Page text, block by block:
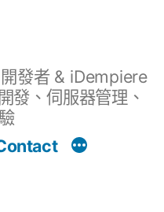
發者 & iDempiere
發、伺服器管理、